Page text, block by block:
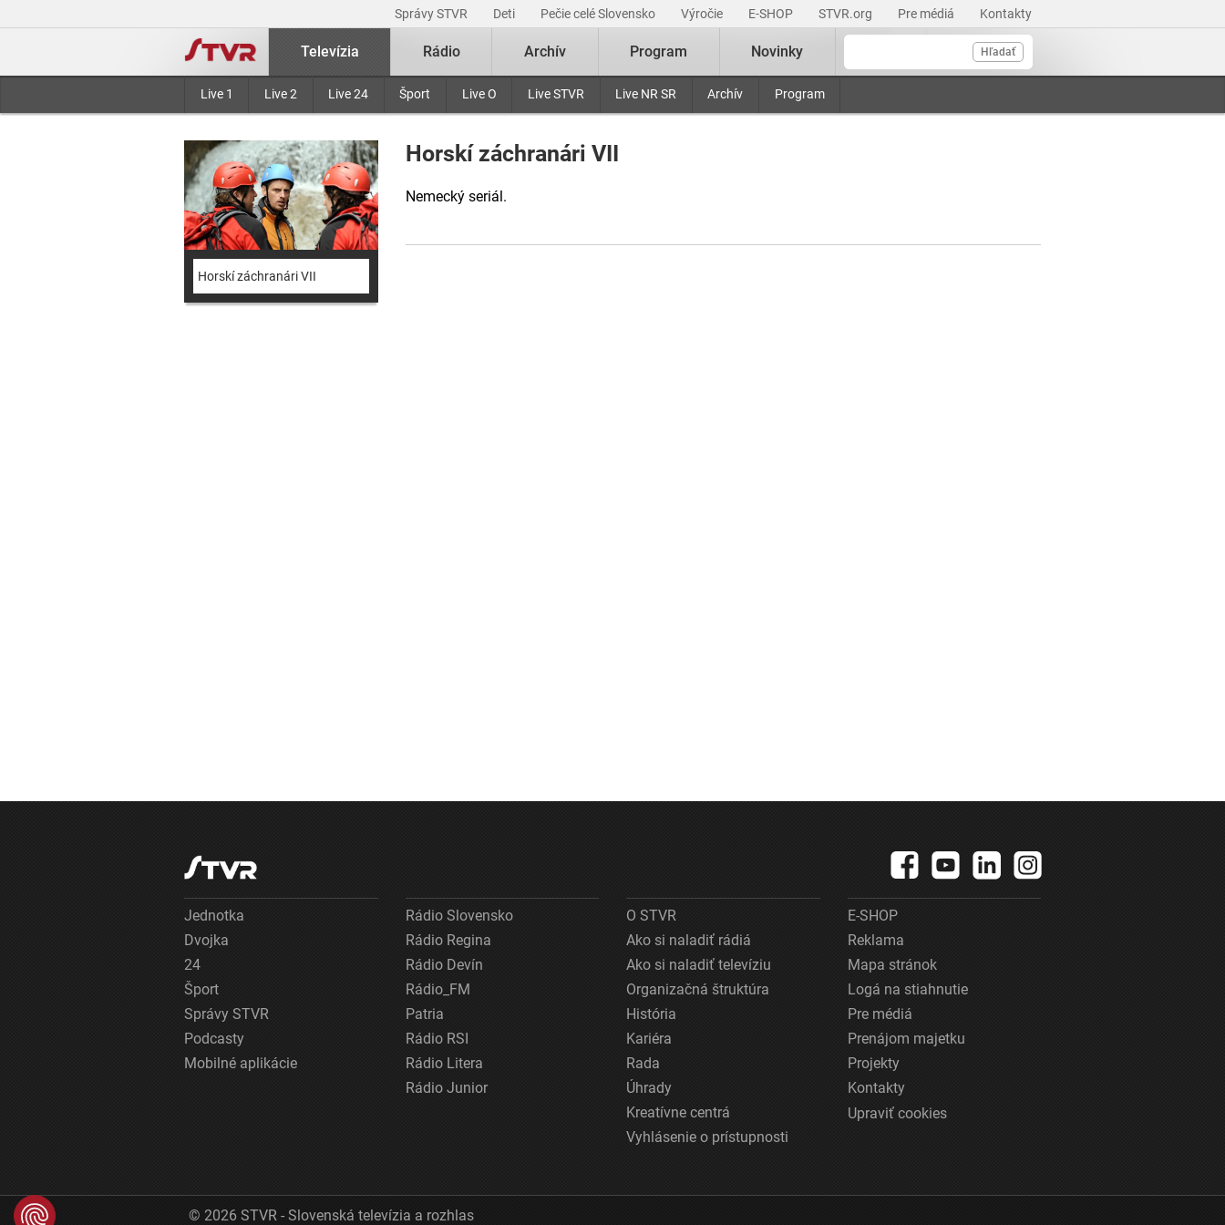
Správy STVR Deti Pečie celé Slovensko Výročie E-SHOP STVR.org Pre médiá Kontakty
Hľadať
Televízia
Live 1 Live 2 Live 24 Šport Live O Live STVR Live NR SR Archív Program
Rádio Archív Program Novinky
Horskí záchranári VII
Horskí záchranári VII
Nemecký seriál.
Jednotka
Dvojka
24
Šport
Správy STVR
Podcasty
Mobilné aplikácie
Rádio Slovensko
Rádio Regina
Rádio Devín
Rádio_FM
Patria
Rádio RSI
Rádio Litera
Rádio Junior
O STVR
Ako si naladiť rádiá
Ako si naladiť televíziu
Organizačná štruktúra
História
Kariéra
Rada
Úhrady
Kreatívne centrá
Vyhlásenie o prístupnosti
E-SHOP
Reklama
Mapa stránok
Logá na stiahnutie
Pre médiá
Prenájom majetku
Projekty
Kontakty
Upraviť cookies
© 2026 STVR - Slovenská televízia a rozhlas